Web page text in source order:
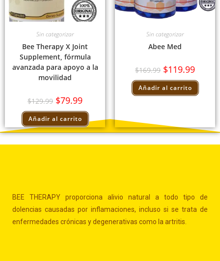
Sin categorizar
Bee Therapy X Joint
Supplement, fórmula
avanzada para apoyo a la
movilidad
$129.99 $79.99
Añadir al carrito
Sin categorizar
Abee Med
$169.99 $119.99
Añadir al carrito
BEE THERAPY proporciona alivio natural a todo tipo de
dolencias causadas por inflamaciones, incluso si se trata de
enfermedades crónicas y degenerativas como la artritis.